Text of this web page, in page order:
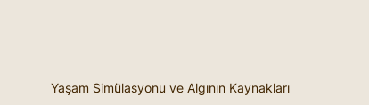
Yaşam Simülasyonu ve Algının Kaynakları